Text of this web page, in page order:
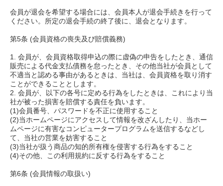
会員が退会を希望する場合には、会員本人が退会手続きを行って
ください。所定の退会手続の終了後に、退会となります。
第5条 (会員資格の喪失及び賠償義務)
1. 会員が、会員資格取得申込の際に虚偽の申告をしたとき、通信
販売による代金支払債務を怠ったとき、その他当社が会員として
不適当と認める事由があるときは、当社は、会員資格を取り消す
ことができることとします。
2. 会員が、以下の各号に定める行為をしたときは、これにより当
社が被った損害を賠償する責任を負います。
(1)会員番号、パスワードを不正に使用すること
(2)当ホームページにアクセスして情報を改ざんしたり、当ホー
ムページに有害なコンピュータープログラムを送信するなどし
て、当社の営業を妨害すること
(3)当社が扱う商品の知的所有権を侵害する行為をすること
(4)その他、この利用規約に反する行為をすること
第6条 (会員情報の取扱い)